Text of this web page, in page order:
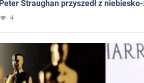
Straughan przyszedł z
4